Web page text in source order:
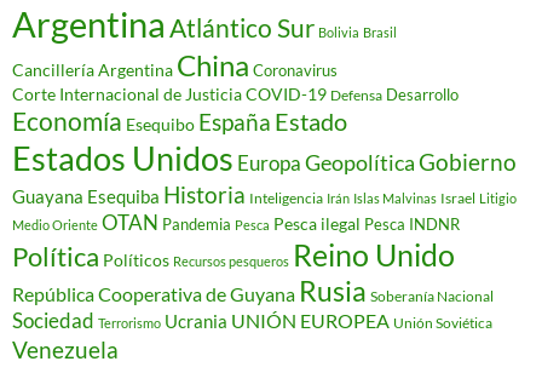
Argentina Atlántico Sur Bolivia Brasil
Cancillería Argentina China Coronavirus
Corte Internacional de JusticiaCOVID-19 Defensa Desarrollo
Economía Esequibo España Estado
Estados Unidos EuropaGeopolíticaGobierno
Guayana Esequiba Historia Inteligencia Irán Islas Malvinas Israel Litigio
Medio Oriente OTAN Pandemia Pesca Pesca ilegal Pesca INDNR
Política Políticos Recursos pesqueros Reino Unido
República Cooperativa de Guyana Rusia Soberanía Nacional
Sociedad Terrorismo Ucrania UNIÓN EUROPEA Unión Soviética
Venezuela